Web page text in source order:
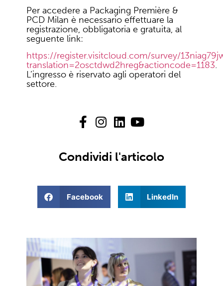
Per accedere a Packaging Première &
PCD Milan è necessario effettuare la
registrazione, obbligatoria e gratuita, al
seguente link:
https://register.visitcloud.com/survey/
translation=2osctdwd2hreg&actioncode=1183.
L’ingresso è riservato agli operatori del
settore.
Condividi l'articolo
Facebook LinkedIn